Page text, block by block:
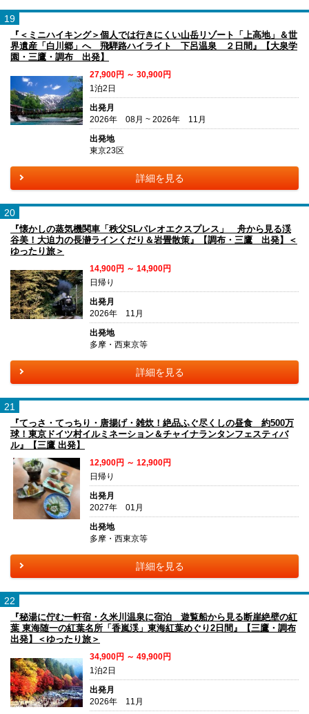
19
『＜ミニハイキング＞個人では行きにくい山岳リゾート「上高地」＆世
界遺産「白川郷」へ 飛騨路ハイライト 下呂温泉 ２日間』【大泉学
園・三鷹・調布 出発】
27,900円 ～ 30,900円
1泊2日
出発月
2026年 08月 ~ 2026年 11月
出発地
東京23区
詳細を見る
20
『懐かしの蒸気機関車「秩父SLパレオエクスプレス」 舟から見る渓
谷美！大迫力の長瀞ラインくだり＆岩畳散策』【調布・三鷹 出発】＜
ゆったり旅＞
14,900円 ～ 14,900円
日帰り
出発月
2026年 11月
出発地
多摩・西東京等
詳細を見る
21
『てっさ・てっちり・唐揚げ・雑炊！絶品ふぐ尽くしの昼食 約500万
球！東京ドイツ村イルミネーション＆チャイナランタンフェスティバ
ル』【三鷹 出発】
12,900円 ～ 12,900円
日帰り
出発月
2027年 01月
出発地
多摩・西東京等
詳細を見る
22
『秘湯に佇む一軒宿・久米川温泉に宿泊 遊覧船から見る断崖絶壁の紅
葉 東海随一の紅葉名所「香嵐渓」東海紅葉めぐり2日間』【三鷹・調布
出発】＜ゆったり旅＞
34,900円 ～ 49,900円
1泊2日
出発月
2026年 11月